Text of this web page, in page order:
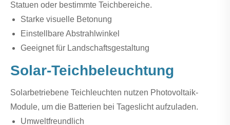
Statuen oder bestimmte Teichbereiche.
Starke visuelle Betonung
Einstellbare Abstrahlwinkel
Geeignet für Landschaftsgestaltung
Solar-Teichbeleuchtung
Solarbetriebene Teichleuchten nutzen Photovoltaik-
Module, um die Batterien bei Tageslicht aufzuladen.
Umweltfreundlich